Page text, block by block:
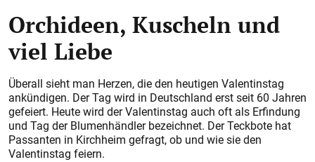
Orchideen, Kuscheln und
viel Liebe
Überall sieht man Herzen, die den heutigen Valentinstag
ankündigen. Der Tag wird in Deutschland erst seit 60 Jahren
gefeiert. Heute wird der Valentinstag auch oft als Erfindung
und Tag der Blumenhändler bezeichnet. Der Teckbote hat
Passanten in Kirchheim gefragt, ob und wie sie den
Valentinstag feiern.